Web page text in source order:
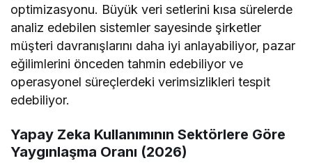
optimizasyonu. Büyük veri setlerini kısa sürelerde
analiz edebilen sistemler sayesinde şirketler
müşteri davranışlarını daha iyi anlayabiliyor, pazar
eğilimlerini önceden tahmin edebiliyor ve
operasyonel süreçlerdeki verimsizlikleri tespit
edebiliyor.
Yapay Zeka Kullanımının Sektörlere Göre
Yaygınlaşma Oranı (2026)